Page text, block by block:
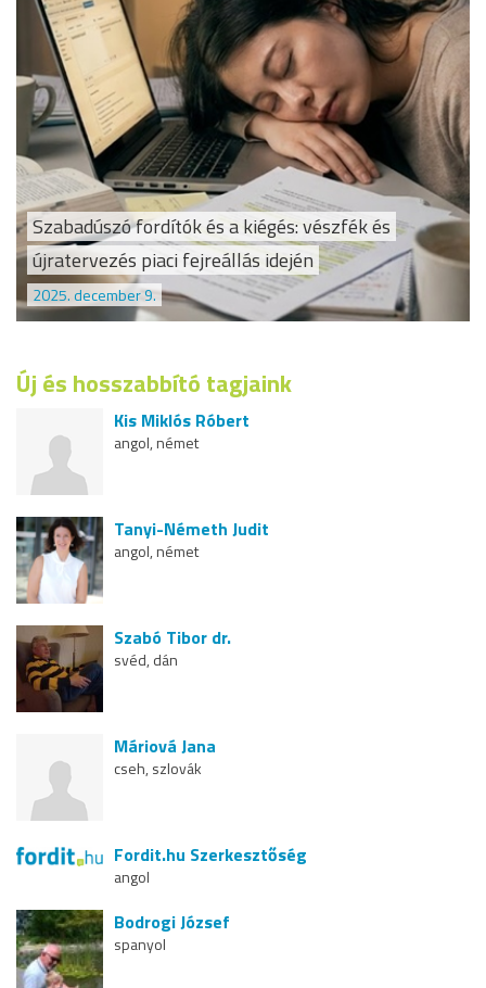
Szabadúszó fordítók és a kiégés: vészfék és
újratervezés piaci fejreállás idején
2025. december 9.
Új és hosszabbító tagjaink
Kis Miklós Róbert
angol, német
Tanyi-Németh Judit
angol, német
Szabó Tibor dr.
svéd, dán
Máriová Jana
cseh, szlovák
Fordit.hu Szerkesztőség
angol
Bodrogi József
spanyol